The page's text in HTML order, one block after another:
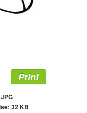
Print
32 KB